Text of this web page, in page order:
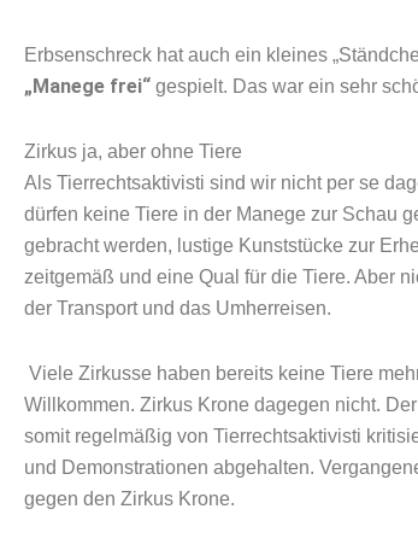
Erbsenschreck hat auch ein kleines
„Manege frei“ gespielt. Das war ein sehr
Zirkus ja, aber ohne Tiere
Als Tierrechtsaktivisti sind wir nicht per se
dürfen keine Tiere in der Manege zur Schau
gebracht werden, lustige Kunststücke zur
zeitgemäß und eine Qual für die Tiere. Aber
der Transport und das Umherreisen.
Viele Zirkusse haben bereits keine Tiere
Willkommen. Zirkus Krone dagegen nicht.
somit regelmäßig von Tierrechtsaktivisti
und Demonstrationen abgehalten.
gegen den Zirkus Krone.